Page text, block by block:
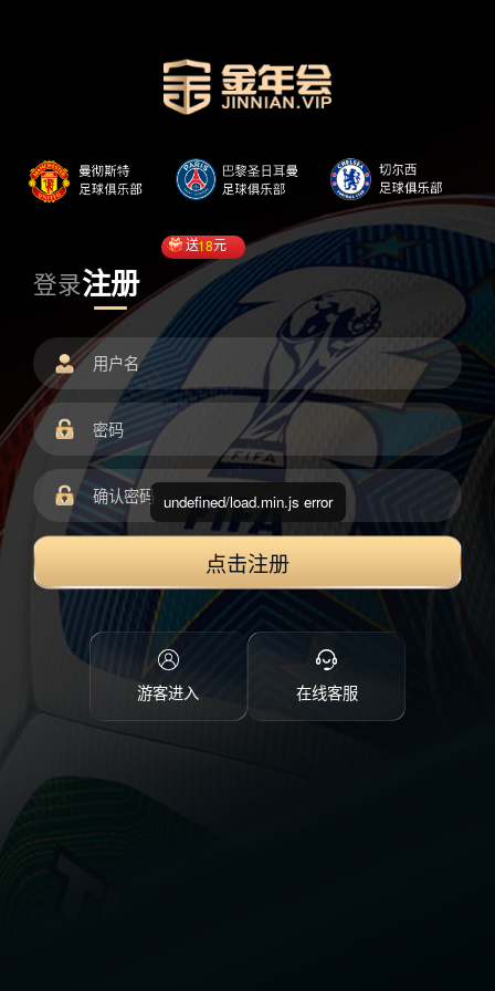
登录注册
送18元
点击注册
游客进入 在线客服
undefined/load.min.js error